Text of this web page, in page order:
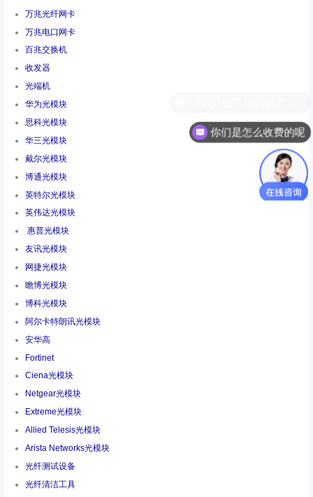
万兆光纤网卡
万兆电口网卡
百兆交换机
收发器
光端机
华为光模块
思科光模块
华三光模块
戴尔光模块
博通光模块
英特尔光模块
英伟达光模块
惠普光模块
友讯光模块
网捷光模块
瞻博光模块
博科光模块
阿尔卡特朗讯光模块
安华高
Fortinet
Ciena光模块
Netgear光模块
Extreme光模块
Allied Telesis光模块
Arista Networks光模块
光纤测试设备
光纤清洁工具
你们是怎么收费的呢